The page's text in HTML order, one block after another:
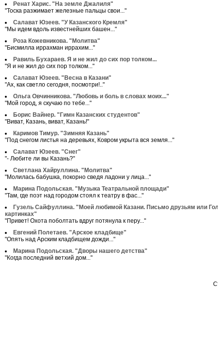
Ренат Харис. "На земле Джалиля"
"Тоска разжимает железные пальцы свои..."
Салават Юзеев. "У Казанского Кремля"
"Мы идем вдоль известнейших башен..."
Роза Кожевникова. "Молитва"
"Бисмилла иррахман иррахим..."
Равиль Бухараев. Я и не жил до сих пор толком...
"Я и не жил до сих пор толком..."
Салават Юзеев. "Весна в Казани"
"Ах, как светло сегодня, посмотри!.."
Ольга Овчинникова. "Любовь и боль в словах моих..."
"Мой город, я скучаю по тебе..."
Борис Вайнер. "Гимн Казанских студентов"
"Виват, Казань, виват, Казань!"
Каримов Тимур. "Зимняя Казань"
"Под снегом листья на деревьях, Ковром укрыта вся земля..."
Салават Юзеев. "Снег"
"- Любите ли вы Казань?"
Светлана Хайруллина. "Молитва"
"Молилась бабушка, покорно сведя ладони у лица..."
Марина Подольская. "Музыка Театральной площади"
"Там, где поэт над городом стоял к театру в фас..."
Гузель Сайфуллина. "Моей любимой Казани. Письмо друзьям или
картинках"
"Привет! Охота поболтать вдруг потянула к перу..."
Евгений Полетаев. "Арское кладбище"
"Опять над Арским кладбищем дожди..."
Марина Подольская. "Дворы нашего детства"
"Когда последний ветхий дом..."